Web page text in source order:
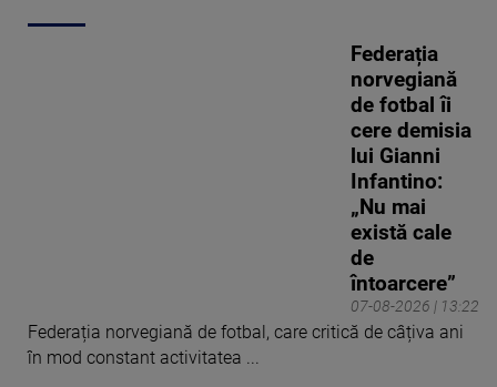
07-08-2026 | 13:22
Federația
norvegiană
de fotbal îi
cere demisia
lui Gianni
Infantino:
„Nu mai
există cale
de
întoarcere”
Federația norvegiană de fotbal, care critică de câțiva ani
în mod constant activitatea ...